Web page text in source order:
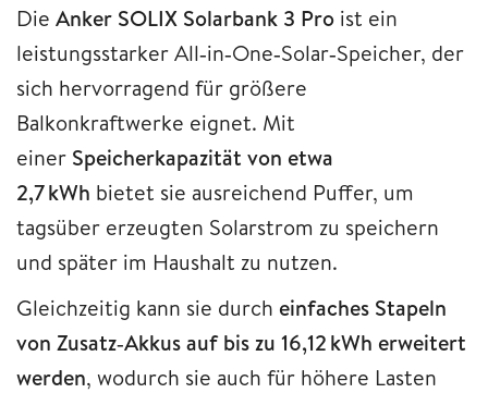
Die Anker SOLIX Solarbank 3 Pro ist ein
leistungsstarker All‑in‑One‑Solar‑Speicher, der
sich hervorragend für größere
Balkonkraftwerke eignet. Mit
einer Speicherkapazität von etwa
2,7 kWh bietet sie ausreichend Puffer, um
tagsüber erzeugten Solarstrom zu speichern
und später im Haushalt zu nutzen.
Gleichzeitig kann sie durch einfaches Stapeln
von Zusatz‑Akkus auf bis zu 16,12 kWh erweitert
werden, wodurch sie auch für höhere Lasten